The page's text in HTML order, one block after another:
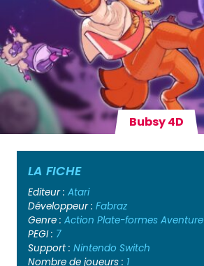
Bubsy 4D
LA FICHE
Editeur : Atari
Développeur : Fabraz
Genre : Action Plate-formes Aventure
PEGI : 7
Support : Nintendo Switch
Nombre de joueurs : 1